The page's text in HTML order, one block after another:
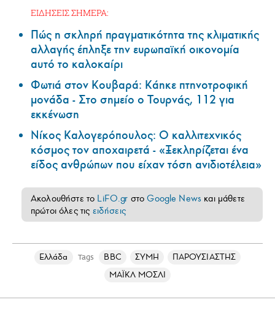
ΕΙΔΗΣΕΙΣ ΣΗΜΕΡΑ:
Πώς η σκληρή πραγματικότητα της κλιματικής
αλλαγής έπληξε την ευρωπαϊκή οικονομία
αυτό το καλοκαίρι
Φωτιά στον Κουβαρά: Κάηκε πτηνοτροφική
μονάδα - Στο σημείο ο Τουρνάς, 112 για
εκκένωση
Νίκος Καλογερόπουλος: Ο καλλιτεχνικός
κόσμος τον αποχαιρετά - «Ξεκληρίζεται ένα
είδος ανθρώπων που είχαν τόση ανιδιοτέλεια»
Ακολουθήστε το LiFO.gr στοGoogle News και μάθετε
πρώτοι όλες τις ειδήσεις
Ελλάδα Tags BBC ΣΥΜΗ
ΠΑΡΟΥΣΙΑΣΤΗΣ
ΜΑΪΚΛ ΜΟΣΛΙ